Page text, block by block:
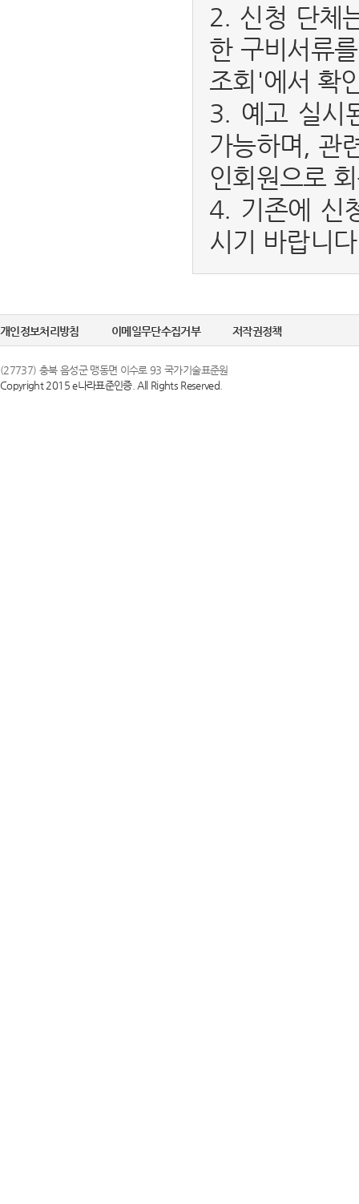
2. 신청 단체
한 구비서류
조회'에서 확
3. 예고 실시
가능하며, 관
인회원으로
4. 기존에 신
시기 바랍니
개인정보처리방침 이메일무단수집거부 저작권정책
(27737) 충북 음성군 맹동면 이수로 93 국가기술표준원
Copyright 2015 e나라표준인증. All Rights Reserved.